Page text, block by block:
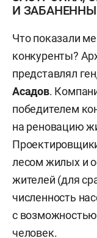
И
Что показали
конкуренты?
представлял
Асадов.
победителем
на реновацию
лесом жилых и
жителей (для
численность
с возможностью
человек.